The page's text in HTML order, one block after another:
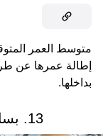
متوسط ​​العمر
إطالة عمرها عن
بداخلها.
13. بساط الغرفة - كل 10 سنوات